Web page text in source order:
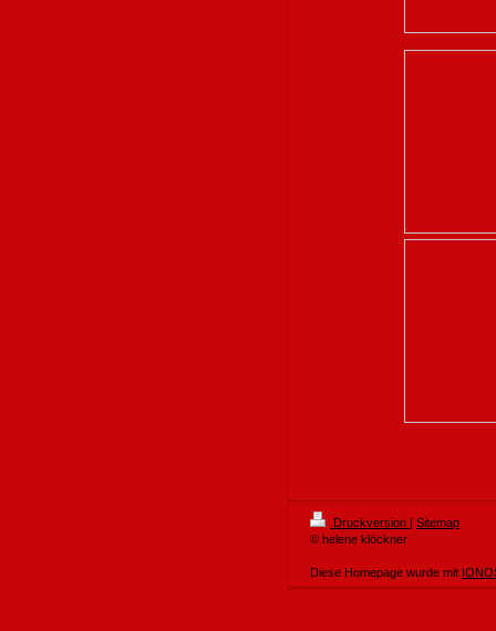
Druckversion | Sitemap
© helene klöckner
Diese Homepage wurde mit